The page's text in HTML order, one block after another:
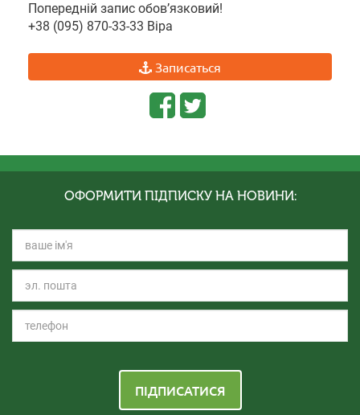
Попередній запис обов’язковий!
+38 (095) 870-33-33 Віра
Записаться
ОФОРМИТИ ПІДПИСКУ НА НОВИНИ:
ПІДПИСАТИСЯ